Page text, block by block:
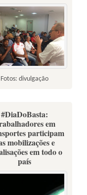
Fotos: divulgação
#DiaDoBasta:
em
participam
mobilizações e
em todo o
país